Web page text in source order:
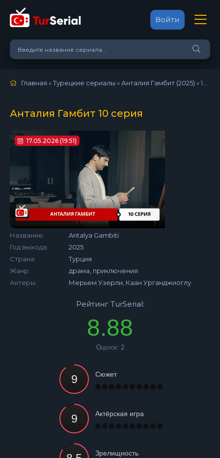
Войти
Главная »Турецкие сериалы » Анталия Гамбит (2025) »10 серия
Анталия Гамбит 10 серия
17.05.2026 (19:51)
Название:
Antalya Gambiti
Год выхода:
2025
Страна:
Турция
Жанр:
драма, приключения
Актеры:
Мерьем Узерли, Каан Урганджиоглу
Рейтинг TurSerial:
8.88
Оценок: 2
Сюжет
Актёрская игра
Зрелищность